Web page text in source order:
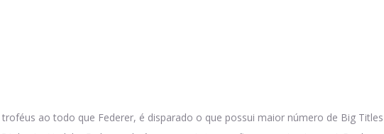
ao todo que Federer, é disparado o que possui maior número de Big Titles